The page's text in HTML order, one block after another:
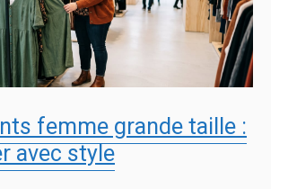
femme grande taille :
avec style